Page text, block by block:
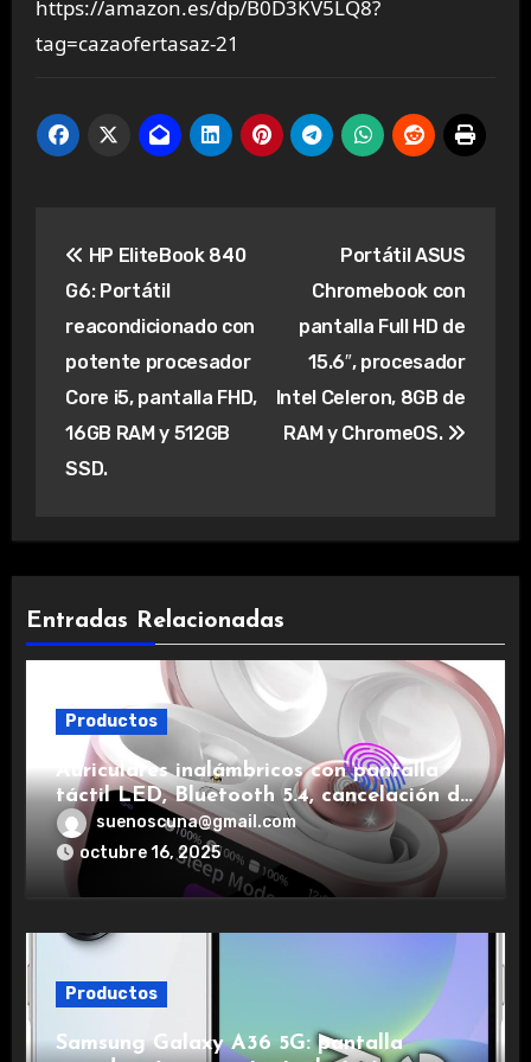
https://amazon.es/dp/B0D3KV5LQ8?
tag=cazaofertasaz-21
de
entradas
HP EliteBook 840
G6: Portátil
reacondicionado con
potente procesador
Core i5, pantalla FHD,
16GB RAM y 512GB
SSD.
Portátil ASUS
Chromebook con
pantalla Full HD de
15.6″, procesador
Intel Celeron, 8GB de
RAM y ChromeOS.
Entradas Relacionadas
Productos
Auriculares inalámbricos con pantalla
táctil LED, Bluetooth 5.4, cancelación de
ruido, impermeables y de larga duración.
suenoscuna@gmail.com
octubre 16, 2025
Productos
Samsung Galaxy A36 5G: pantalla